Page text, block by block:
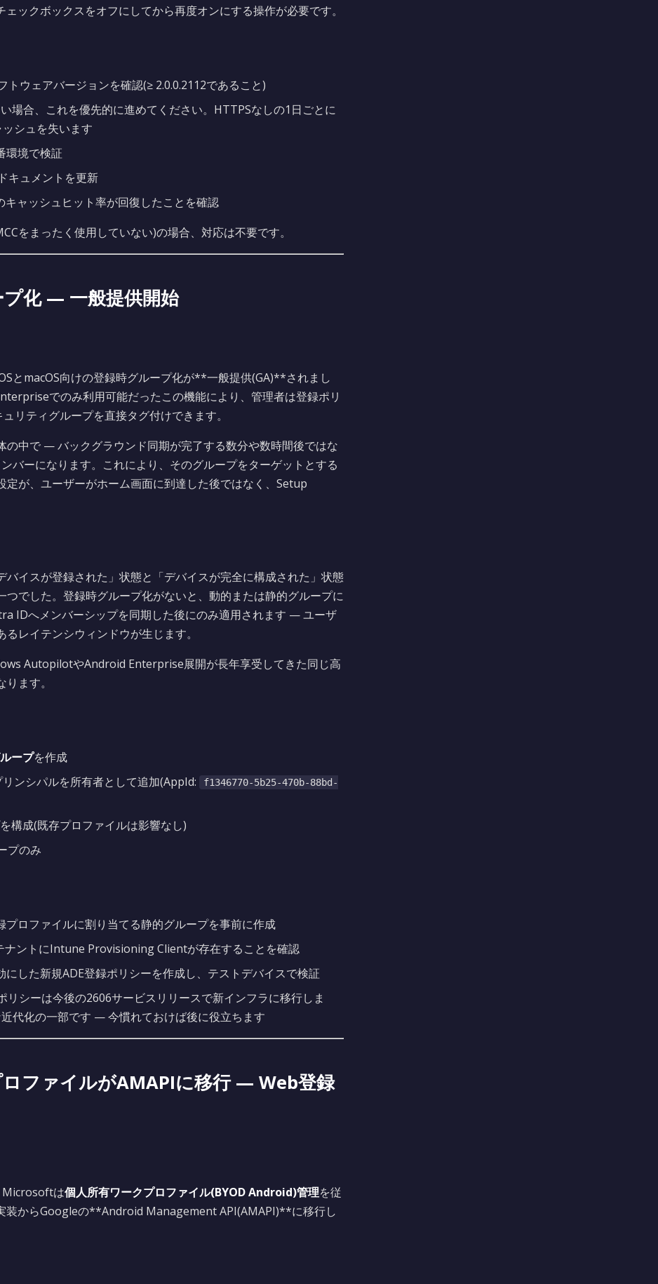
ックボックスをオフにしてから再度オンにする操作が必要です。
トウェアバージョンを確認(≥ 2.0.0.2112であること)
場合、これを優先的に進めてください。HTTPSなしの1日ごとに
シュを失います
環境で検証
キュメントを更新
ャッシュヒット率が回復したことを確認
をまったく使用していない)の場合、対応は不要です。
化 — 一般提供開始
とmacOS向けの登録時グループ化が**一般提供(GA)**されまし
でのみ利用可能だったこの機能により、管理者は登録ポリ
リティグループを直接タグ付けできます。
の中で — バックグラウンド同期が完了する数分や数時間後ではな
バーになります。これにより、そのグループをターゲットとする
が、ユーザーがホーム画面に到達した後ではなく、Setup
イスが登録された」状態と「デバイスが完全に構成された」状態
でした。登録時グループ化がないと、動的または静的グループに
IDへメンバーシップを同期した後にのみ適用されます — ユーザ
レイテンシウィンドウが生じます。
AutopilotやAndroid Enterprise展開が長年享受してきた同じ高
ます。
ープを作成
ンシパルを所有者として追加(AppId:
f1346770-5b25-470b-88bd-
構成(既存プロファイルは影響なし)
プのみ
プロファイルに割り当てる静的グループを事前に作成
ナントにIntune Provisioning Clientが存在することを確認
にした新規ADE登録ポリシーを作成し、テストデバイスで検証
リシーは今後の2606サービスリリースで新インフラに移行しま
代化の一部です — 今慣れておけば後に役立ちます
ファイルがAMAPIに移行 — Web登録
Microsoftは個人所有ワークプロファイル(BYOD Android)管理を従
装からGoogleの**Android Management API(AMAPI)**に移行し